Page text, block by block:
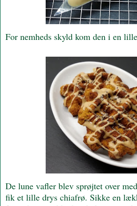
For nemheds skyld kom den i en
De lune vafler blev sprøjtet over
fik et lille drys chiafrø. Sikke en